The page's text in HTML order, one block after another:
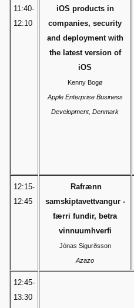
11:40-
12:10
iOS products in
companies, security
and deployment with
the latest version of
iOS
Kenny Bogø
Apple Enterprise Business
Development, Denmark
12:15-
12:45
Rafrænn
samskiptavettvangur -
færri fundir, betra
vinnuumhverfi
Jónas Sigurðsson
Azazo
12:45-
13:30